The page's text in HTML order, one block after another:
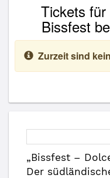
Tickets
Bissfest
Zurzeit sind
„Bissfest –
Der